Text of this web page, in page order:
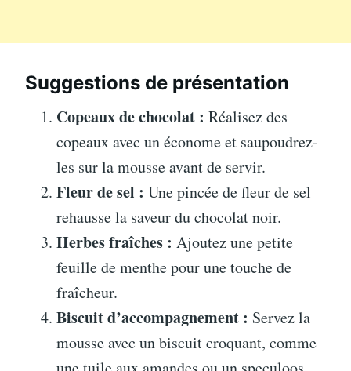
Suggestions de présentation
Copeaux de chocolat : Réalisez des
copeaux avec un économe et saupoudrez-
les sur la mousse avant de servir.
Fleur de sel : Une pincée de fleur de sel
rehausse la saveur du chocolat noir.
Herbes fraîches : Ajoutez une petite
feuille de menthe pour une touche de
fraîcheur.
Biscuit d’accompagnement : Servez la
mousse avec un biscuit croquant, comme